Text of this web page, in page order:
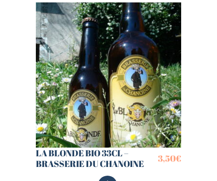
LA BLONDE BIO 33CL –
BRASSERIE DU CHANOINE
3,50€